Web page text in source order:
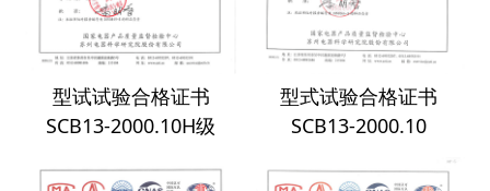
型试试验合格证书
SCB13-2000.10H级
型式试验合格证书
SCB13-2000.10